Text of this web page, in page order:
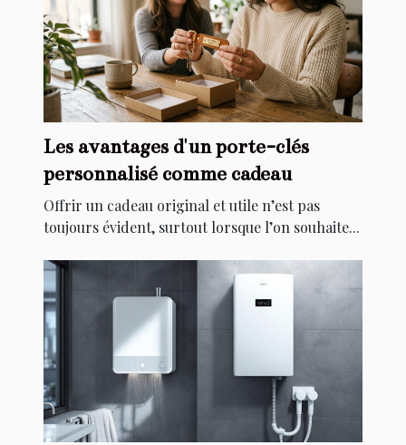
Les avantages d'un porte-clés
personnalisé comme cadeau
Offrir un cadeau original et utile n’est pas
toujours évident, surtout lorsque l’on souhaite...